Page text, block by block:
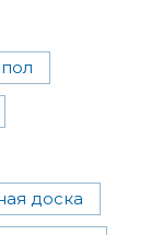
доска